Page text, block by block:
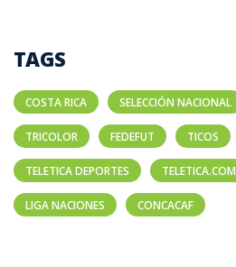
TAGS
COSTA RICA SELECCIÓN NACIONAL
TRICOLOR FEDEFUT TICOS
TELETICA DEPORTES TELETICA.COM
LIGA NACIONES CONCACAF